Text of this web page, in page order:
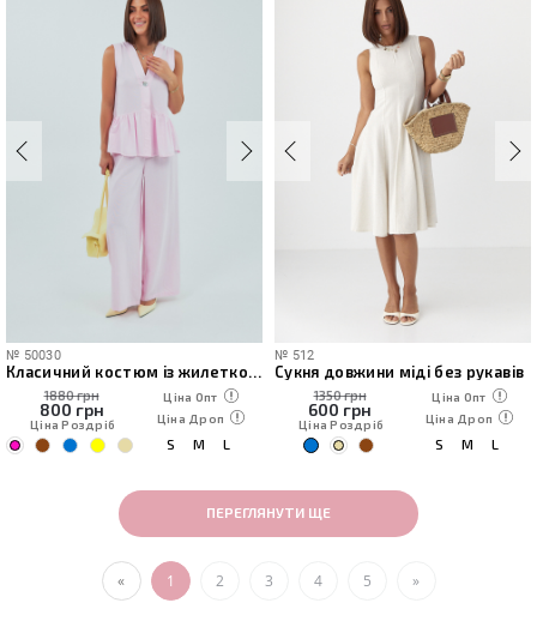
№ 50030
Класичний костюм із жилеткою з оборками та штанами
1880 грн
800 грн
Ціна Роздріб
Ціна Опт
Ціна Дроп
S M L
№ 512
Сукня довжини міді без рукавів
1350 грн
600 грн
Ціна Роздріб
Ціна Опт
Ціна Дроп
S M L
ПЕРЕГЛЯНУТИ ЩЕ
« 1 2 3 4 5 »